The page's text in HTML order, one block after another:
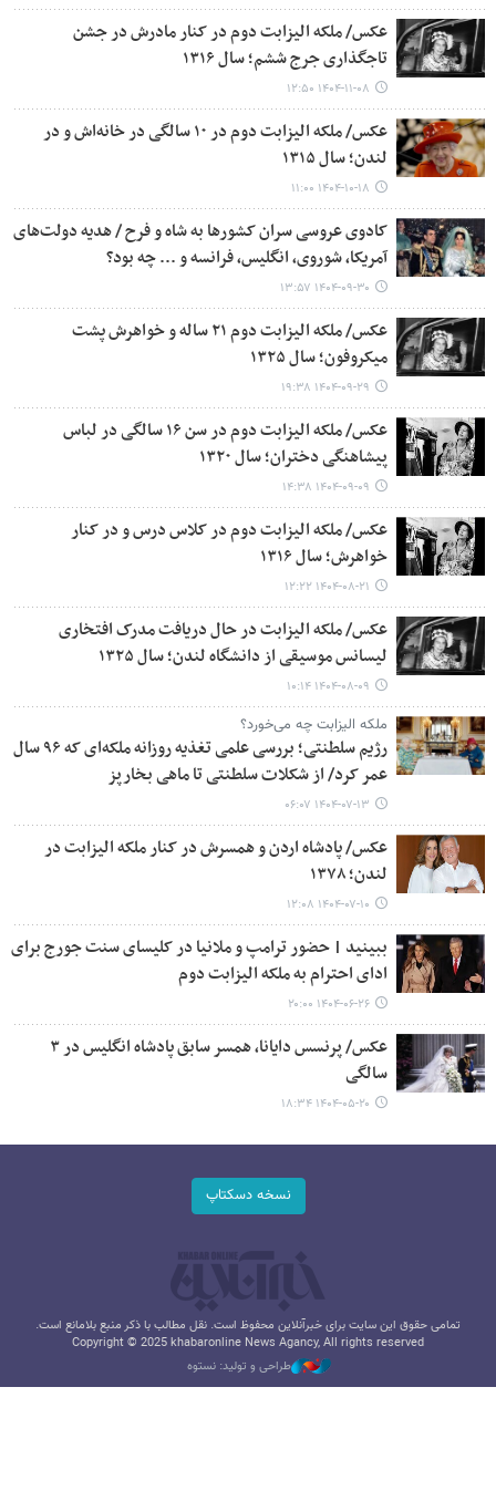
عکس/ ملکه الیزابت دوم در کنار مادرش در جشن
تاجگذاری جرج ششم؛ سال ۱۳۱۶
۱۴۰۴-۱۱-۰۸ ۱۲:۵۰
عکس/ ملکه الیزابت دوم در ۱۰ سالگی در خانه‌اش و در
لندن؛ سال ۱۳۱۵
۱۴۰۴-۱۰-۱۸ ۱۱:۰۰
کادوی عروسی سران کشورها به شاه و فرح / هدیه دولت‌های
آمریکا، شوروی، انگلیس، فرانسه و ... چه بود؟
۱۴۰۴-۰۹-۳۰ ۱۳:۵۷
عکس/ ملکه الیزابت دوم ۲۱ ساله و خواهرش پشت
میکروفون؛ سال ۱۳۲۵
۱۴۰۴-۰۹-۲۹ ۱۹:۳۸
عکس/ ملکه الیزابت دوم در سن ۱۶ سالگی در لباس
پیشاهنگی دختران؛ سال ۱۳۲۰
۱۴۰۴-۰۹-۰۹ ۱۴:۳۸
عکس/ ملکه الیزابت دوم در کلاس درس و در کنار
خواهرش؛ سال ۱۳۱۶
۱۴۰۴-۰۸-۲۱ ۱۲:۲۲
عکس/ ملکه الیزابت در حال دریافت مدرک افتخاری
لیسانس موسیقی از دانشگاه لندن؛ سال ۱۳۲۵
۱۴۰۴-۰۸-۰۹ ۱۰:۱۴
ملکه الیزابت چه می‌خورد؟
رژیم سلطنتی؛ بررسی علمی تغذیه‌ روزانه ملکه‌ای که ۹۶ سال
عمر کرد/ از شکلات سلطنتی تا ماهی بخارپز
۱۴۰۴-۰۷-۱۳ ۰۶:۰۷
عکس/ پادشاه اردن و همسرش در کنار ملکه الیزابت در
لندن؛ ۱۳۷۸
۱۴۰۴-۰۷-۱۰ ۱۲:۰۸
ببینید | حضور ترامپ و ملانیا در کلیسای سنت جورج برای
ادای احترام به ملکه الیزابت دوم
۱۴۰۴-۰۶-۲۶ ۲۰:۰۰
عکس/ پرنسس دایانا، همسر سابق پادشاه انگلیس در ۳
سالگی
۱۴۰۴-۰۵-۲۰ ۱۸:۳۴
نسخه دسکتاپ
تمامی حقوق این سایت برای خبرآنلاین محفوظ است. نقل مطالب با ذکر منبع بلامانع است.
Copyright © 2025 khabaronline News Agancy, All rights reserved
طراحی و تولید: نستوه